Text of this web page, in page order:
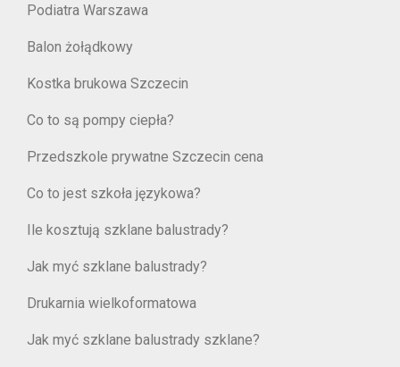
Podiatra Warszawa
Balon żołądkowy
Kostka brukowa Szczecin
Co to są pompy ciepła?
Przedszkole prywatne Szczecin cena
Co to jest szkoła językowa?
Ile kosztują szklane balustrady?
Jak myć szklane balustrady?
Drukarnia wielkoformatowa
Jak myć szklane balustrady szklane?